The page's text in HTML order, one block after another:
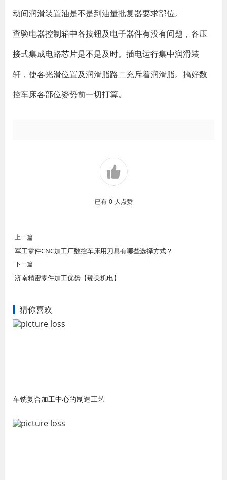
动间润滑装置油是不是到油量批复器要求部位。
查验电器控制箱中各按钮及电子器件有没有问题，各压
接式集成电路芯片是不是及时。插电运行集中润滑装
轩，使各光滑位置及润滑脂路二充斥着润滑脂。搞好数
控车床各部位姿势前一切打算。
已有 0 人点赞
上一篇
军工零件CNC加工厂数控车床用刀具有哪些选择方式？
下一篇
济南精密零件加工优势【臻美机电】
猜你喜欢
车铣复合加工中心的制造工艺